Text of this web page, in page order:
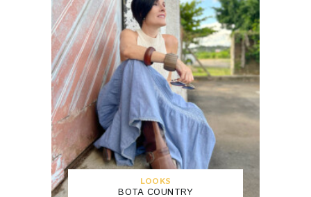
LOOKS
BOTA COUNTRY